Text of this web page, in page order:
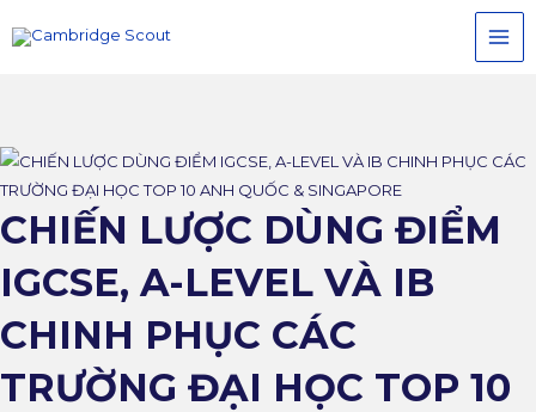
to
CHIẾN LƯỢC DÙNG ĐIỂM
IGCSE, A-LEVEL VÀ IB
CHINH PHỤC CÁC
TRƯỜNG ĐẠI HỌC TOP 10